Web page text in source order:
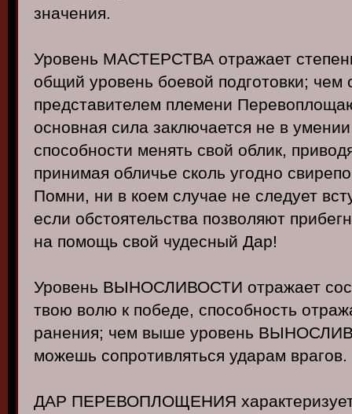
значения.
Уровень МАСТЕРСТВА отражает
общий уровень боевой подготовки;
представителем племени
основная сила заключается не в
способности менять свой облик,
принимая обличье сколь угодно
Помни, ни в коем случае не следует
если обстоятельства позволяют
на помощь свой чудесный Дар!
Уровень ВЫНОСЛИВОСТИ отражает
твою волю к победе, способность
ранения; чем выше уровень
можешь сопротивляться ударам врагов.
ДАР ПЕРЕВОПЛОЩЕНИЯ характеризует